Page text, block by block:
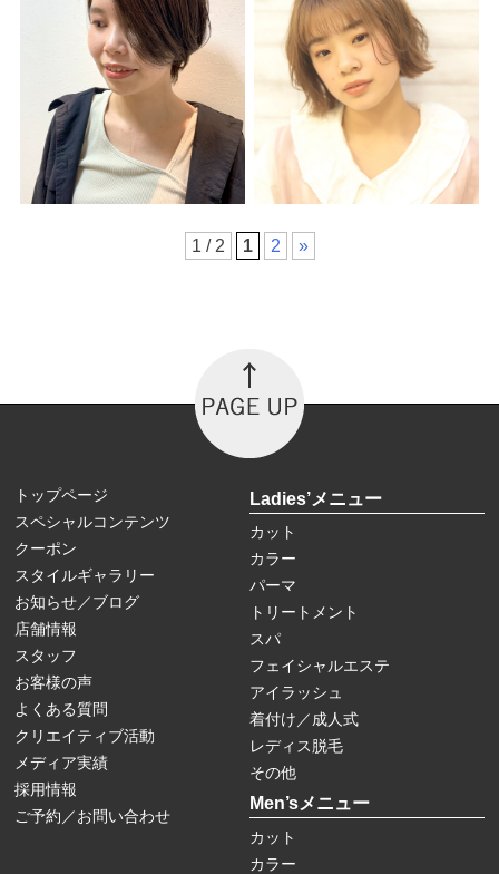
1 / 2 1 2 »
トップページ
スペシャルコンテンツ
クーポン
スタイルギャラリー
お知らせ／ブログ
店舗情報
スタッフ
お客様の声
よくある質問
クリエイティブ活動
メディア実績
採用情報
ご予約／お問い合わせ
Ladies’メニュー
カット
カラー
パーマ
トリートメント
スパ
フェイシャルエステ
アイラッシュ
着付け／成人式
レディス脱毛
その他
Men’sメニュー
カット
カラー